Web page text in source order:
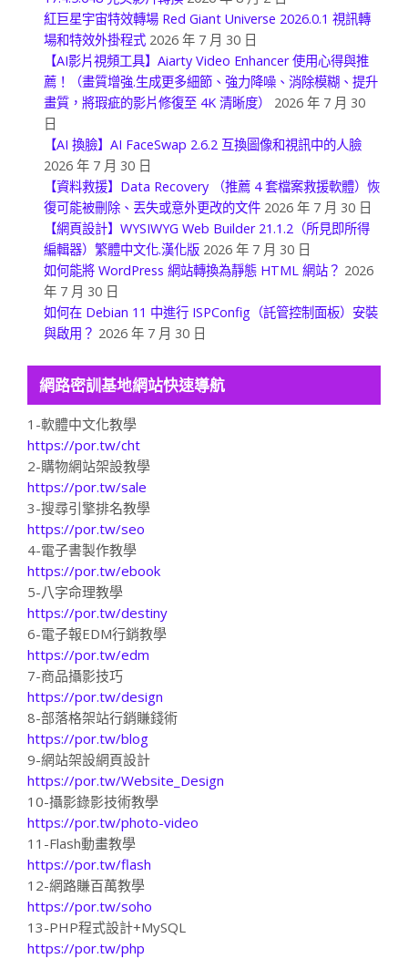
紅巨星宇宙特效轉場 Red Giant Universe 2026.0.1 視訊轉
場和特效外掛程式 2026 年 7 月 30 日
【AI影片視頻工具】Aiarty Video Enhancer 使用心得與推
薦！（畫質增強.生成更多細節、強力降噪、消除模糊、提升
畫質，將瑕疵的影片修復至 4K 清晰度）
2026 年 7 月 30
日
【AI 換臉】AI FaceSwap 2.6.2 互換圖像和視訊中的人臉
2026 年 7 月 30 日
【資料救援】Data Recovery （推薦 4 套檔案救援軟體）恢
復可能被刪除、丟失或意外更改的文件 2026 年 7 月 30 日
【網頁設計】WYSIWYG Web Builder 21.1.2（所見即所得
編輯器）繁體中文化.漢化版 2026 年 7 月 30 日
如何能將 WordPress 網站轉換為靜態 HTML 網站？ 2026
年 7 月 30 日
如何在 Debian 11 中進行 ISPConfig（託管控制面板）安裝
與啟用？ 2026 年 7 月 30 日
網路密訓基地網站快速導航
1-軟體中文化教學
https://por.tw/cht
2-購物網站架設教學
https://por.tw/sale
3-搜尋引擎排名教學
https://por.tw/seo
4-電子書製作教學
https://por.tw/ebook
5-八字命理教學
https://por.tw/destiny
6-電子報EDM行銷教學
https://por.tw/edm
7-商品攝影技巧
https://por.tw/design
8-部落格架站行銷賺錢術
https://por.tw/blog
9-網站架設網頁設計
https://por.tw/Website_Design
10-攝影錄影技術教學
https://por.tw/photo-video
11-Flash動畫教學
https://por.tw/flash
12-網路賺百萬教學
https://por.tw/soho
13-PHP程式設計+MySQL
https://por.tw/php